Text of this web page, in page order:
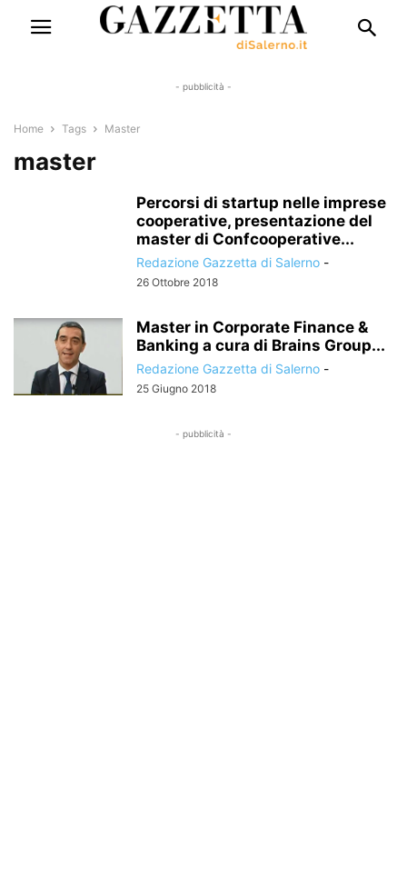
- pubblicità -
Home Tags Master
master
Percorsi di startup nelle imprese
cooperative, presentazione del
master di Confcooperative...
Redazione Gazzetta di Salerno -
26 Ottobre 2018
Master in Corporate Finance &
Banking a cura di Brains Group...
Redazione Gazzetta di Salerno -
25 Giugno 2018
- pubblicità -